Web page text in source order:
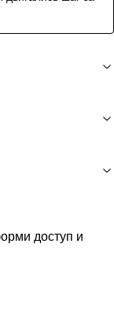
доступ и